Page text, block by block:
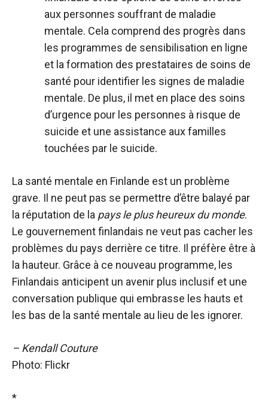
aux personnes souffrant de maladie
mentale. Cela comprend des progrès dans
les programmes de sensibilisation en ligne
et la formation des prestataires de soins de
santé pour identifier les signes de maladie
mentale. De plus, il met en place des soins
d’urgence pour les personnes à risque de
suicide et une assistance aux familles
touchées par le suicide.
La santé mentale en Finlande est un problème
grave. Il ne peut pas se permettre d’être balayé par
la réputation de la pays le plus heureux du monde.
Le gouvernement finlandais ne veut pas cacher les
problèmes du pays derrière ce titre. Il préfère être à
la hauteur. Grâce à ce nouveau programme, les
Finlandais anticipent un avenir plus inclusif et une
conversation publique qui embrasse les hauts et
les bas de la santé mentale au lieu de les ignorer.
– Kendall Couture
Photo: Flickr
*